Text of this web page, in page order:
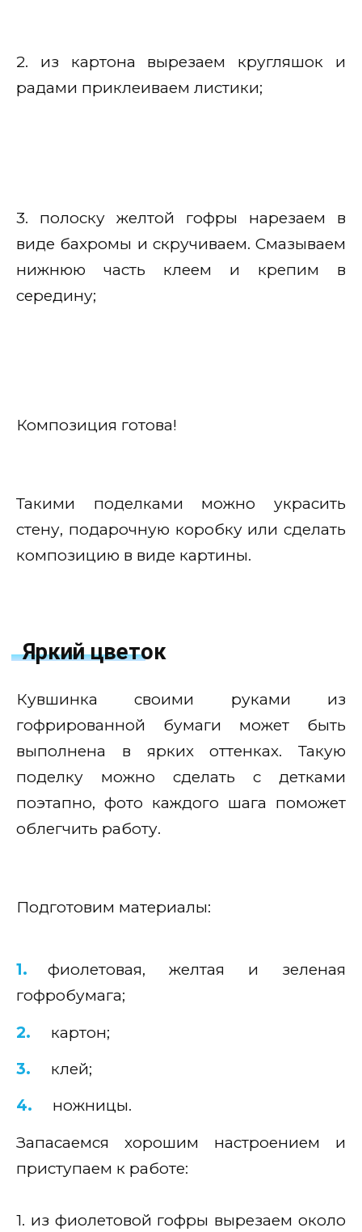
2. из картона вырезаем кругляшок и
радами приклеиваем листики;
3. полоску желтой гофры нарезаем в
виде бахромы и скручиваем. Смазываем
нижнюю часть клеем и крепим в
середину;
Композиция готова!
Такими поделками можно украсить
стену, подарочную коробку или сделать
композицию в виде картины.
Яркий цветок
Кувшинка своими руками из
гофрированной бумаги может быть
выполнена в ярких оттенках. Такую
поделку можно сделать с детками
поэтапно, фото каждого шага поможет
облегчить работу.
Подготовим материалы:
фиолетовая, желтая и зеленая
гофробумага;
картон;
клей;
ножницы.
Запасаемся хорошим настроением и
приступаем к работе:
1. из фиолетовой гофры вырезаем около